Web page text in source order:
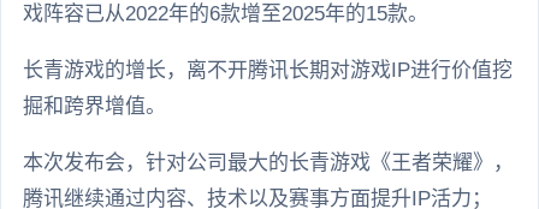
戏阵容已从2022年的6款增至2025年的15款。
长青游戏的增长，离不开腾讯长期对游戏IP进行价值挖
掘和跨界增值。
本次发布会，针对公司最大的长青游戏《王者荣耀》，
腾讯继续通过内容、技术以及赛事方面提升IP活力；